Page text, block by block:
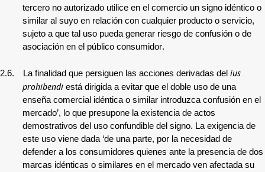
tercero no autorizado utilice en el comercio un signo idéntico o
similar al suyo en relación con cualquier producto o servicio,
sujeto a que tal uso pueda generar riesgo de confusión o de
asociación en el público consumidor.
2.6. La finalidad que persiguen las acciones derivadas del ius
prohibendi está dirigida a evitar que el doble uso de una
enseña comercial idéntica o similar introduzca confusión en el
mercado’, lo que presupone la existencia de actos
demostrativos del uso confundible del signo. La exigencia de
este uso viene dada ‘de una parte, por la necesidad de
defender a los consumidores quienes ante la presencia de dos
marcas idénticas o similares en el mercado ven afectada su